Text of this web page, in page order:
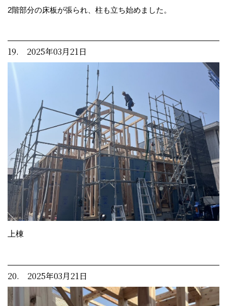
2階部分の床板が張られ、柱も立ち始めました。
19. 2025年03月21日
上棟
20. 2025年03月21日